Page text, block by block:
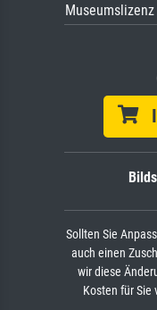
Museumslizenz
Sollten Sie
auch einen
wir diese
Kosten für Sie